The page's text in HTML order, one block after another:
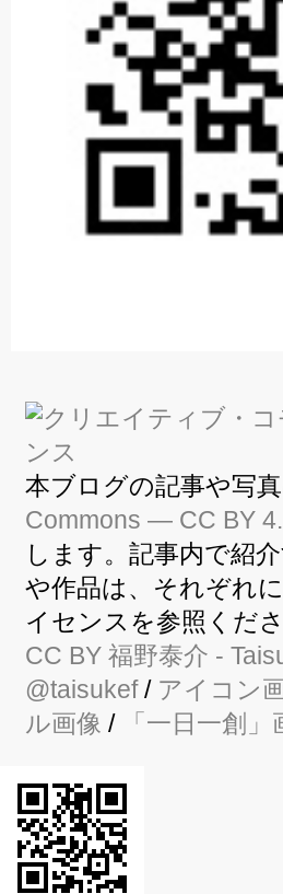
本ブログの記事や写
Commons — CC BY
します。記事内で紹
や作品は、それぞれ
イセンスを参照くださ
CC BY 福野泰介 -
@taisukef/ アイコン
ル画像 / 「一日一創」